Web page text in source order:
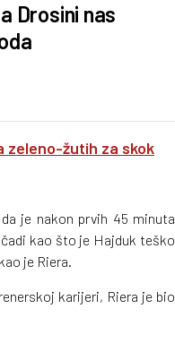
Drosini nas
zeleno-žutih za skok
je nakon prvih 45 minuta
kao što je Hajduk teško
je Riera.
karijeri, Riera je bio